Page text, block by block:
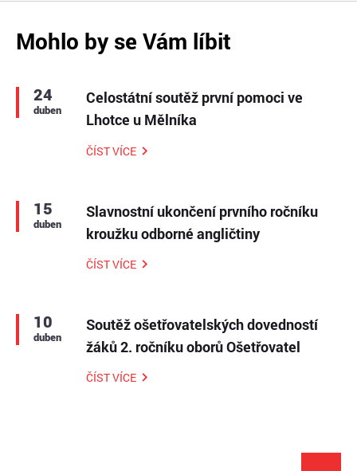
Mohlo by se Vám líbit
24
duben
Celostátní soutěž první pomoci ve
Lhotce u Mělníka
ČÍST VÍCE
15
duben
Slavnostní ukončení prvního ročníku
kroužku odborné angličtiny
ČÍST VÍCE
10
duben
Soutěž ošetřovatelských dovedností
žáků 2. ročníku oborů Ošetřovatel
ČÍST VÍCE